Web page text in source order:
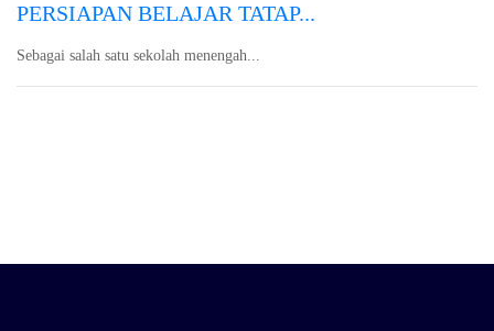
PERSIAPAN BELAJAR TATAP...
Sebagai salah satu sekolah menengah...